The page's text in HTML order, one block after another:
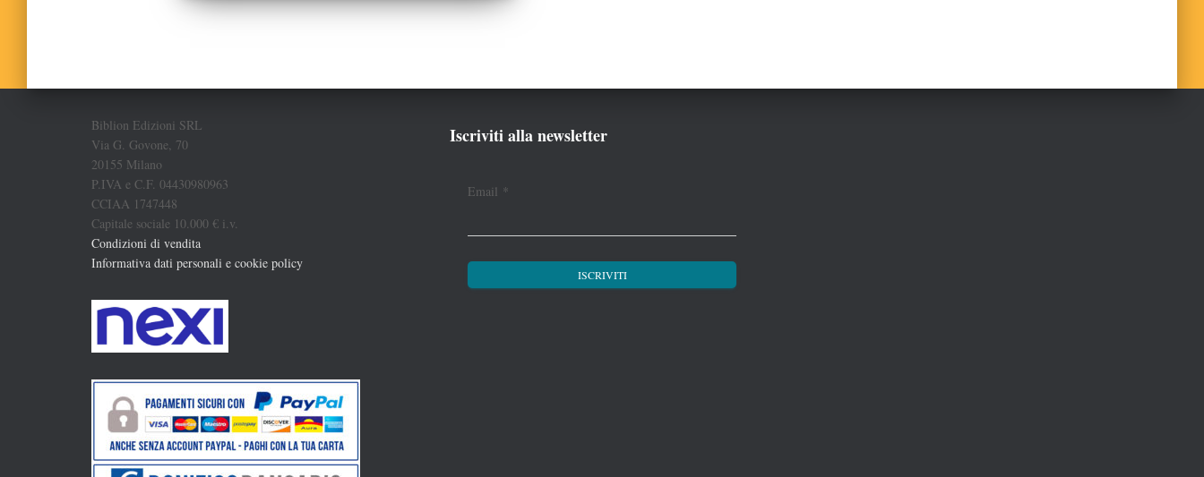
Biblion Edizioni SRL
Via G. Govone, 70
20155 Milano
P.IVA e C.F. 04430980963
CCIAA 1747448
Capitale sociale 10.000 € i.v.
Condizioni di vendita
Informativa dati personali e cookie policy
Iscriviti alla newsletter
Email *